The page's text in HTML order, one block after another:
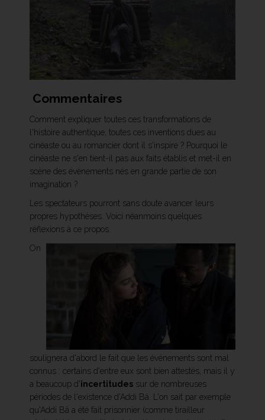
Commentaires
Comment expliquer toutes ces transformations de
l'histoire authentique, toutes ces inventions dues au
cinéaste ou au romancier dont il s'inspire ? Pourquoi le
cinéaste ne s'en tient-il pas aux faits établis et met-il en
scène des événements nés en grande partie de son
imagination ?
Les spectateurs pourront sans doute avancer leurs
propres hypothèses. Voici néanmoins quelques
réflexions à ce propos.
On
soulignera d'abord le fait que les événements sont mal
connus : certains d'entre eux sont bien attestés, mais il y
a beaucoup d'incertitudes sur de nombreuses
périodes de l'existence d'Addi Bâ. L'on sait par exemple
qu'Addi Bâ a été fait prisonnier (comme tirailleur